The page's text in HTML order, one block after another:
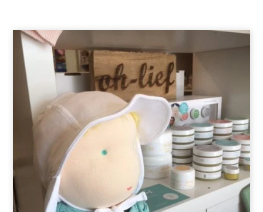
product
heeft
meerdere
variaties.
Deze
optie
kan
gekozen
worden
op
de
productpagina